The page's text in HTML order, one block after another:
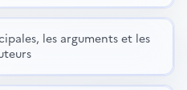
les arguments et les